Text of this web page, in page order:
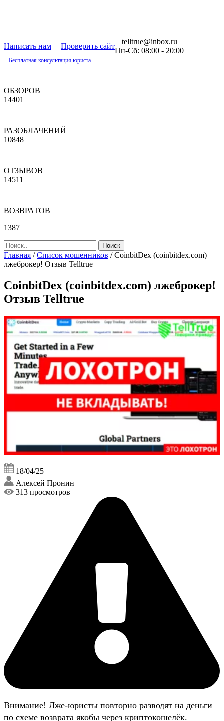
Написать нам Проверить сайт
telltrue@inbox.ru
Пн-Сб: 08:00 - 20:00
Бесплатная консультация юриста
ОБЗОРОВ
14401
РАЗОБЛАЧЕНИЙ
10848
ОТЗЫВОВ
14511
ВОЗВРАТОВ
1387
Главная /Список мошенников /CoinbitDex (coinbitdex.com)
лжеброкер! Отзыв Telltrue
CoinbitDex (coinbitdex.com) лжеброкер!
Отзыв Telltrue
18/04/25
Алексей Пронин
313 просмотров
Внимание! Лже-юристы повторно разводят на деньги
по схеме возврата якобы через криптокошелёк.